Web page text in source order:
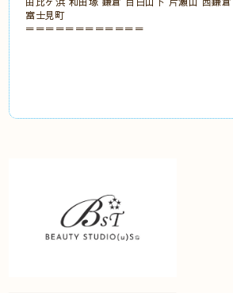
富士見町
＝＝＝＝＝＝＝＝＝＝＝＝